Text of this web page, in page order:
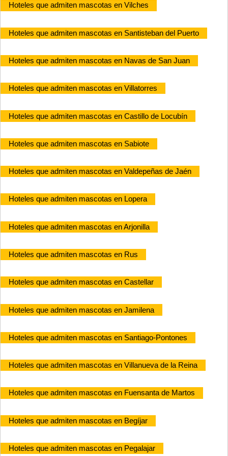
Hoteles que admiten mascotas en Vilches
Hoteles que admiten mascotas en Santisteban del Puerto
Hoteles que admiten mascotas en Navas de San Juan
Hoteles que admiten mascotas en Villatorres
Hoteles que admiten mascotas en Castillo de Locubín
Hoteles que admiten mascotas en Sabiote
Hoteles que admiten mascotas en Valdepeñas de Jaén
Hoteles que admiten mascotas en Lopera
Hoteles que admiten mascotas en Arjonilla
Hoteles que admiten mascotas en Rus
Hoteles que admiten mascotas en Castellar
Hoteles que admiten mascotas en Jamilena
Hoteles que admiten mascotas en Santiago-Pontones
Hoteles que admiten mascotas en Villanueva de la Reina
Hoteles que admiten mascotas en Fuensanta de Martos
Hoteles que admiten mascotas en Begíjar
Hoteles que admiten mascotas en Pegalajar